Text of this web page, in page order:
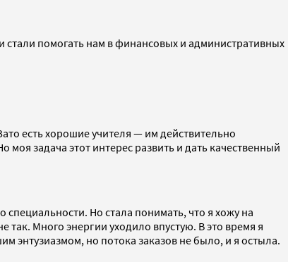
стали помогать нам в финансовых и административных
есть хорошие учителя — им действительно
задача этот интерес развить и дать качественный
Но стала понимать, что я хожу на
так. Много энергии уходило впустую. В это время я
энтузиазмом, но потока заказов не было, и я остыла.